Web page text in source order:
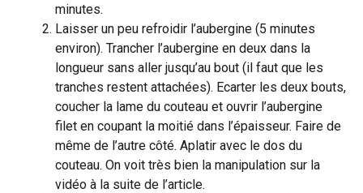
minutes.
Laisser un peu refroidir l’aubergine (5 minutes
environ). Trancher l’aubergine en deux dans la
longueur sans aller jusqu’au bout (il faut que les
tranches restent attachées). Ecarter les deux bouts,
coucher la lame du couteau et ouvrir l’aubergine
filet en coupant la moitié dans l’épaisseur. Faire de
même de l’autre côté. Aplatir avec le dos du
couteau. On voit très bien la manipulation sur la
vidéo à la suite de l’article.